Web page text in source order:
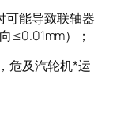
可能导致联轴器
≤0.01mm）；
危及汽轮机*运